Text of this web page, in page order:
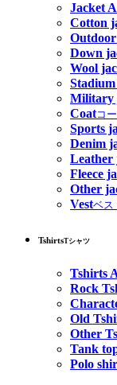
Jacket
Cotton
Down
Wool
Military
Coatコ
Sports
Denim
Leather
Fleece
Other
Vestベス
TshirtsTシャツ
Tshirts
Rock
Old
Other
Tank
Polo